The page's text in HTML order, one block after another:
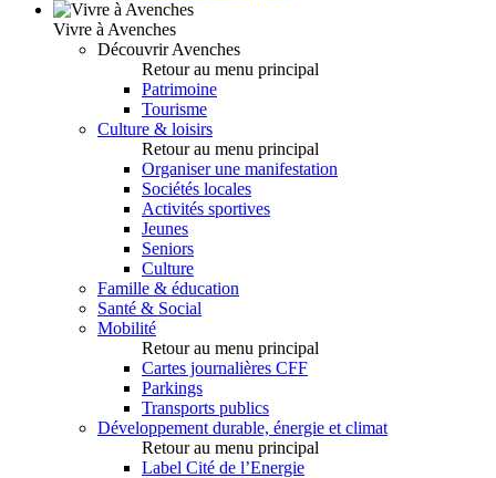
Vivre à Avenches
Découvrir Avenches
Retour au menu principal
Patrimoine
Tourisme
Culture & loisirs
Retour au menu principal
Organiser une manifestation
Sociétés locales
Activités sportives
Jeunes
Seniors
Culture
Famille & éducation
Santé & Social
Mobilité
Retour au menu principal
Cartes journalières CFF
Parkings
Transports publics
Développement durable, énergie et climat
Retour au menu principal
Label Cité de l’Energie